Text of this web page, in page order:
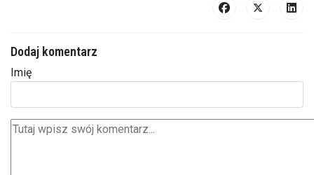
Dodaj komentarz
Imię